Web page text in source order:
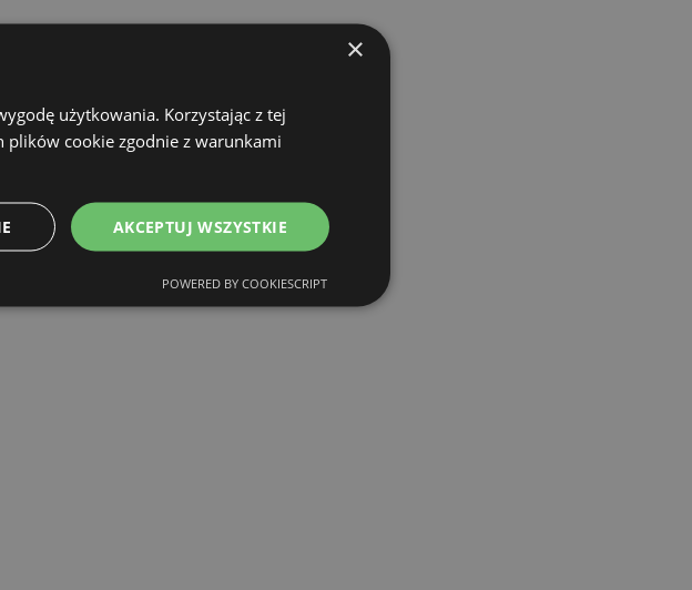
×
użytkowania. Korzystając z tej
plików cookie zgodnie z warunkami
AKCEPTUJ WSZYSTKIE
POWERED BY COOKIESCRIPT